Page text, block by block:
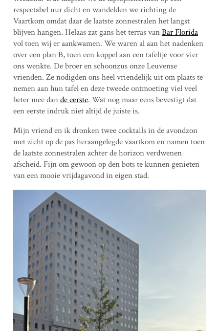
respectabel uur dicht en wandelden we richting de
Vaartkom omdat daar de laatste zonnestralen het langst
blijven hangen. Helaas zat gans het terras vanBar Florida
vol toen wij er aankwamen. We waren al aan het nadenken
over een plan B, toen een koppel aan een tafeltje voor vier
ons wenkte. De broer en schoonzus onze Leuvense
vrienden. Ze nodigden ons heel vriendelijk uit om plaats te
nemen aan hun tafel en deze tweede ontmoeting viel veel
beter mee dande eerste. Wat nog maar eens bevestigt dat
een eerste indruk niet altijd de juiste is.
Mijn vriend en ik dronken twee cocktails in de avondzon
met zicht op de pas heraangelegde vaartkom en namen toen
de laatste zonnestralen achter de horizon verdwenen
afscheid. Fijn om gewoon op den bots te kunnen genieten
van een mooie vrijdagavond in eigen stad.